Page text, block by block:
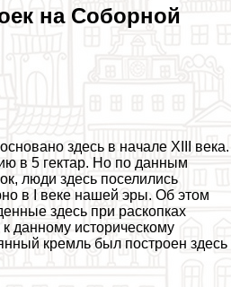
на Соборной
здесь в начале XIII века.
в 5 гектар. Но по данным
люди здесь поселились
в I веке нашей эры. Об этом
здесь при раскопках
данному историческому
кремль был построен здесь